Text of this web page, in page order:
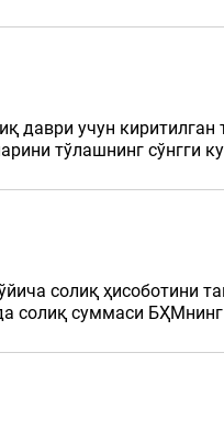
учун
тўлашнинг сўнгги
солиқ ҳисоботини
солиқ суммаси